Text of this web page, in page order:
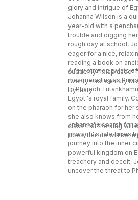
disciplina, la creación
que integre las
investigación,
desafíos que ello
de programas de
doctorado, para
formación y generar
disciplinares más
de un centro de
universitario y de la
Ignacio Martín-Baró,
propósitos de los
responden a una
vanguardistas que se
escrita que trasciende
de la Facultad.
glory and intrigue of
Johanna Wilson is a
year-old with a
trouble and digging
rough day at school,
eager for a nice,
reading a book on
suddenly "misplaced"
twenty-first century
Dynasty.
A few strange twists
masquerading as
to Pharaoh
Egypt''s royal family.
on the pharaoh for
she also knows from
class that the king will
does, her life will be in
Johanna''s search for
pharaoh''s fate takes
journey into the inner
powerful kingdom on
treachery and deceit,
uncover the threat to
around her-and the